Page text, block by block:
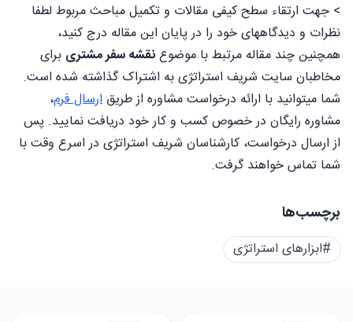
> جهت ارتقاء سطح کیفی مقالات و تکمیل مباحث مربوط لطفا
نظرات و دیدگاههای خود را در پایان این مقاله درج کنید،
همچنین چند مقاله مرتبط با موضوعنقشه سفر مشتری برای
مخاطبان سایت شریف استراتژی به اشتراک گذاشته شده است.
شما میتوانید با ارائه درخواست مشاوره از طریق ارسال فرم،
مشاوره رایگان در خصوص کسب و کار خود دریافت نمایید. پس
از ارسال درخواست، کارشناسان شریف استراتژی در اسرع وقت با
شما تماس خواهند گرفت.
برچسب‌ها
#ابزارهای استراتژی